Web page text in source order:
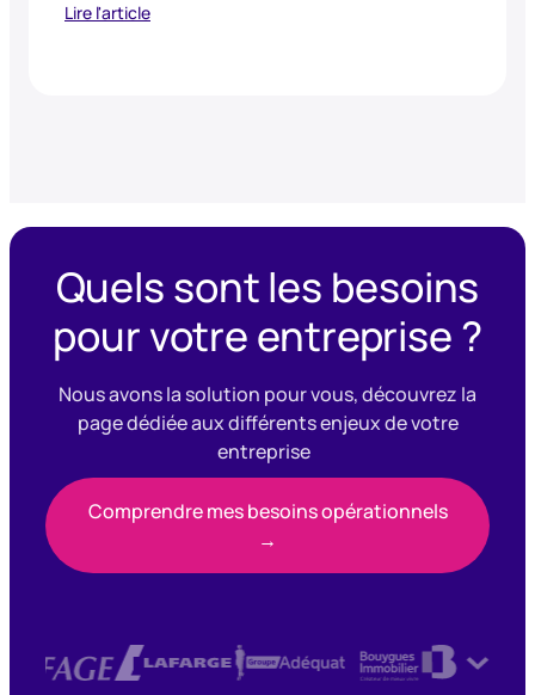
Lire l'article
Quels sont les besoins
pour votre entreprise ?
Nous avons la solution pour vous, découvrez la
page dédiée aux différents enjeux de votre
entreprise
Comprendre mes besoins opérationnels
→